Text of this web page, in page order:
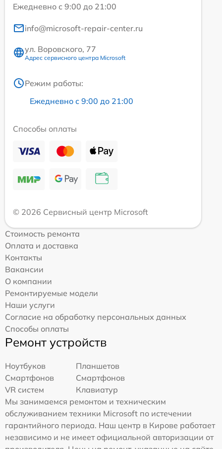
Ежедневно с 9:00 до 21:00
info@microsoft-repair-center.ru
ул. Воровского, 77
Адрес сервисного центра Microsoft
Режим работы:
Ежедневно с 9:00 до 21:00
Способы оплаты
© 2026 Сервисный центр Microsoft
Стоимость ремонта
Оплата и доставка
Контакты
Вакансии
О компании
Ремонтируемые модели
Наши услуги
Согласие на обработку персональных данных
Способы оплаты
Ремонт устройств
Ноутбуков
Планшетов
Смартфонов
Смартфонов
VR систем
Клавиатур
Мы занимаемся ремонтом и техническим
обслуживанием техники Microsoft по истечении
гарантийного периода. Наш центр в Кирове работает
независимо и не имеет официальной авторизации от